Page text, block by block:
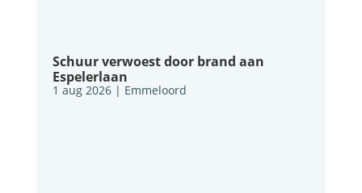
Schuur verwoest door brand aan
Espelerlaan
1 aug 2026| Emmeloord